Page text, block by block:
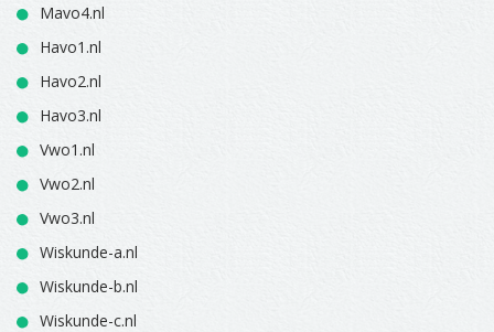
Mavo4.nl
Havo1.nl
Havo2.nl
Havo3.nl
Vwo1.nl
Vwo2.nl
Vwo3.nl
Wiskunde-a.nl
Wiskunde-b.nl
Wiskunde-c.nl